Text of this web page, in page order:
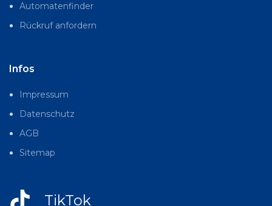
Automatenfinder
Rückruf anfordern
Infos
Impressum
Datenschutz
AGB
Sitemap
TikTok